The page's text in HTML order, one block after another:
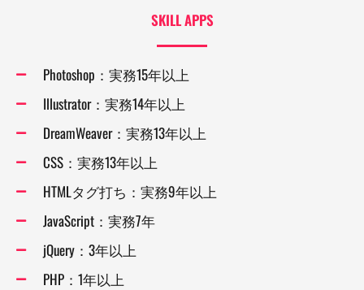
SKILL APPS
Photoshop：実務15年以上
Illustrator：実務14年以上
DreamWeaver：実務13年以上
CSS：実務13年以上
HTMLタグ打ち：実務9年以上
JavaScript：実務7年
jQuery：3年以上
PHP：1年以上